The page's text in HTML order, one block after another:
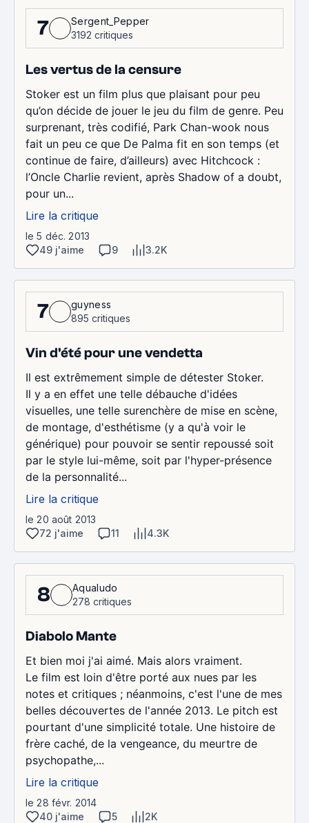
7
Sergent_Pepper
3192 critiques
Les vertus de la censure
Stoker est un film plus que plaisant pour peu
qu’on décide de jouer le jeu du film de genre. Peu
surprenant, très codifié, Park Chan-wook nous
fait un peu ce que De Palma fit en son temps (et
continue de faire, d’ailleurs) avec Hitchcock :
l’Oncle Charlie revient, après Shadow of a doubt,
pour un...
Lire la critique
le 5 déc. 2013
49 j'aime
9 3.2K
7
guyness
895 critiques
Vin d'été pour une vendetta
Il est extrêmement simple de détester Stoker.
Il y a en effet une telle débauche d'idées
visuelles, une telle surenchère de mise en scène,
de montage, d'esthétisme (y a qu'à voir le
générique) pour pouvoir se sentir repoussé soit
par le style lui-même, soit par l'hyper-présence
de la personnalité...
Lire la critique
le 20 août 2013
72 j'aime
11 4.3K
8
Aqualudo
278 critiques
Diabolo Mante
Et bien moi j'ai aimé. Mais alors vraiment.
Le film est loin d'être porté aux nues par les
notes et critiques ; néanmoins, c'est l'une de mes
belles découvertes de l'année 2013. Le pitch est
pourtant d'une simplicité totale. Une histoire de
frère caché, de la vengeance, du meurtre de
psychopathe,...
Lire la critique
le 28 févr. 2014
40 j'aime
5 2K